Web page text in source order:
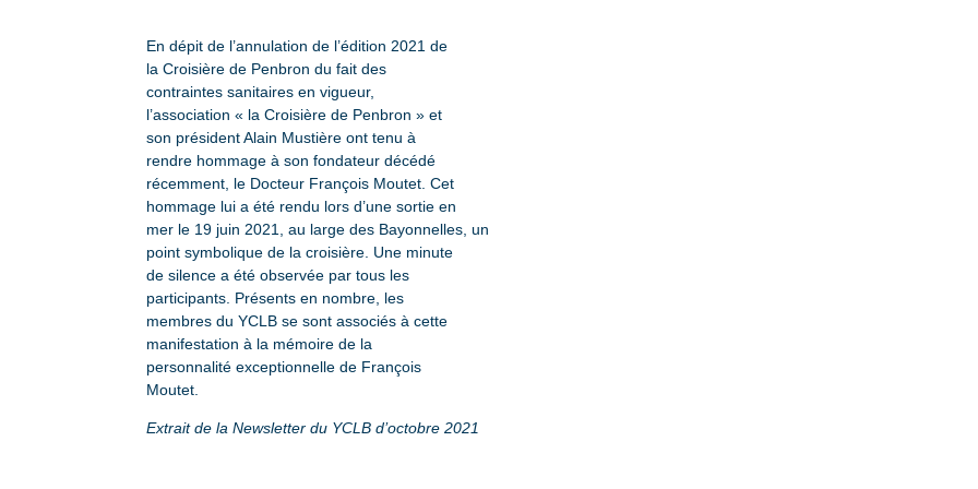
En dépit de l’annulation de l’édition 2021 de
la Croisière de Penbron du fait des
contraintes sanitaires en vigueur,
l’association « la Croisière de Penbron » et
son président Alain Mustière ont tenu à
rendre hommage à son fondateur décédé
récemment, le Docteur François Moutet. Cet
hommage lui a été rendu lors d’une sortie en
mer le 19 juin 2021, au large des Bayonnelles, un
point symbolique de la croisière. Une minute
de silence a été observée par tous les
participants. Présents en nombre, les
membres du YCLB se sont associés à cette
manifestation à la mémoire de la
personnalité exceptionnelle de François
Moutet.
Extrait de la Newsletter du YCLB d’octobre 2021